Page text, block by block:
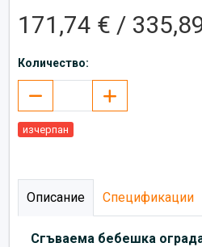
171,74 € /
Количество:
изчерпан
Описание Спецификации
Сгъваема бебешка